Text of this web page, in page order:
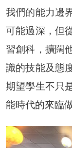
我們的能力邊
可能過深，但
習創科，擴闊
識的技能及態
期望學生不只
能時代的來臨